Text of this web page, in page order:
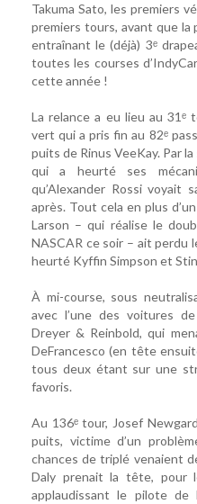
Takuma Sato, les premiers
premiers tours, avant que la
entraînant le (déjà) 3ᵉ
toutes les courses
cette année !
La relance a eu lieu au 31ᵉ
vert qui a pris fin au 82ᵉ
puits de Rinus VeeKay. Par
qui a heurté ses
qu’Alexander Rossi voyait
après. Tout cela en plus
Larson – qui réalise le
NASCAR ce soir – ait perdu
heurté Kyffin Simpson et
À mi-course, sous
avec l’une des voitures
Dreyer & Reinbold, qui
DeFrancesco (en tête
tous deux étant sur une
favoris.
Au 136ᵉ tour, Josef
puits, victime d’un
chances de triplé venaient
Daly prenait la tête, pour
applaudissant le pilote de